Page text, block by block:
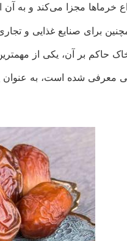
خرماها مجزا می‌کند و به
برای صنایع غذایی و
حاکم بر آن، یکی از
معرفی شده است، به